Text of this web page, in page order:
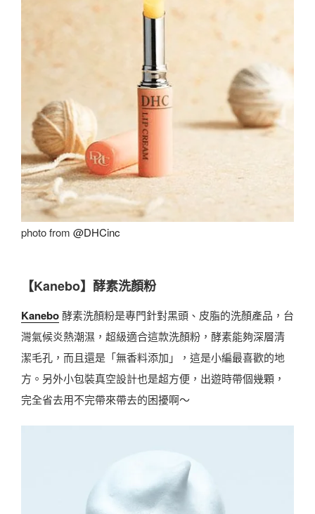
photo from @DHCinc
【Kanebo】酵素洗顏粉
Kanebo酵素洗顏粉是專門針對黑頭、皮脂的洗顏產品，台
灣氣候炎熱潮濕，超級適合這款洗顏粉，酵素能夠深層清
潔毛孔，而且還是「無香料添加」，這是小編最喜歡的地
方。另外小包裝真空設計也是超方便，出遊時帶個幾顆，
完全省去用不完帶來帶去的困擾啊～